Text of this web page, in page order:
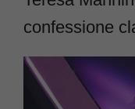
confessione